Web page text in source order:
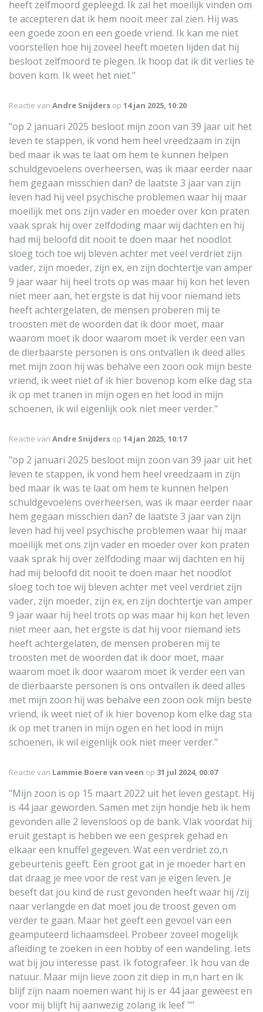
heeft zelfmoord gepleegd. Ik zal het moeilijk vinden om
te accepteren dat ik hem nooit meer zal zien. Hij was
een goede zoon en een goede vriend. Ik kan me niet
voorstellen hoe hij zoveel heeft moeten lijden dat hij
besloot zelfmoord te plegen. Ik hoop dat ik dit verlies te
boven kom. Ik weet het niet."
Reactie van Andre Snijders op 14 jan 2025, 10:20
"op 2 januari 2025 besloot mijn zoon van 39 jaar uit het
leven te stappen, ik vond hem heel vreedzaam in zijn
bed maar ik was te laat om hem te kunnen helpen
schuldgevoelens overheersen, was ik maar eerder naar
hem gegaan misschien dan? de laatste 3 jaar van zijn
leven had hij veel psychische problemen waar hij maar
moeilijk met ons zijn vader en moeder over kon praten
vaak sprak hij over zelfdoding maar wij dachten en hij
had mij beloofd dit nooit te doen maar het noodlot
sloeg toch toe wij bleven achter met veel verdriet zijn
vader, zijn moeder, zijn ex, en zijn dochtertje van amper
9 jaar waar hij heel trots op was maar hij kon het leven
niet meer aan, het ergste is dat hij voor niemand iets
heeft achtergelaten, de mensen proberen mij te
troosten met de woorden dat ik door moet, maar
waarom moet ik door waarom moet ik verder een van
de dierbaarste personen is ons ontvallen ik deed alles
met mijn zoon hij was behalve een zoon ook mijn beste
vriend, ik weet niet of ik hier bovenop kom elke dag sta
ik op met tranen in mijn ogen en het lood in mijn
schoenen, ik wil eigenlijk ook niet meer verder."
Reactie van Andre Snijders op 14 jan 2025, 10:17
"op 2 januari 2025 besloot mijn zoon van 39 jaar uit het
leven te stappen, ik vond hem heel vreedzaam in zijn
bed maar ik was te laat om hem te kunnen helpen
schuldgevoelens overheersen, was ik maar eerder naar
hem gegaan misschien dan? de laatste 3 jaar van zijn
leven had hij veel psychische problemen waar hij maar
moeilijk met ons zijn vader en moeder over kon praten
vaak sprak hij over zelfdoding maar wij dachten en hij
had mij beloofd dit nooit te doen maar het noodlot
sloeg toch toe wij bleven achter met veel verdriet zijn
vader, zijn moeder, zijn ex, en zijn dochtertje van amper
9 jaar waar hij heel trots op was maar hij kon het leven
niet meer aan, het ergste is dat hij voor niemand iets
heeft achtergelaten, de mensen proberen mij te
troosten met de woorden dat ik door moet, maar
waarom moet ik door waarom moet ik verder een van
de dierbaarste personen is ons ontvallen ik deed alles
met mijn zoon hij was behalve een zoon ook mijn beste
vriend, ik weet niet of ik hier bovenop kom elke dag sta
ik op met tranen in mijn ogen en het lood in mijn
schoenen, ik wil eigenlijk ook niet meer verder."
Reactie van Lammie Boere van veen op 31 jul 2024, 00:07
"Mijn zoon is op 15 maart 2022 uit het leven gestapt. Hij
is 44 jaar geworden. Samen met zijn hondje heb ik hem
gevonden alle 2 levensloos op de bank. Vlak voordat hij
eruit gestapt is hebben we een gesprek gehad en
elkaar een knuffel gegeven. Wat een verdriet zo,n
gebeurtenis geeft. Een groot gat in je moeder hart en
dat draag je mee voor de rest van je eigen leven. Je
beseft dat jou kind de rust gevonden heeft waar hij /zij
naar verlangde en dat moet jou de troost geven om
verder te gaan. Maar het geeft een gevoel van een
geamputeerd lichaamsdeel. Probeer zoveel mogelijk
afleiding te zoeken in een hobby of een wandeling. Iets
wat bij jou interesse past. Ik fotografeer. Ik hou van de
natuur. Maar mijn lieve zoon zit diep in m,n hart en ik
blijf zijn naam noemen want hij is er 44 jaar geweest en
voor mij blijft hij aanwezig zolang ik leef ""